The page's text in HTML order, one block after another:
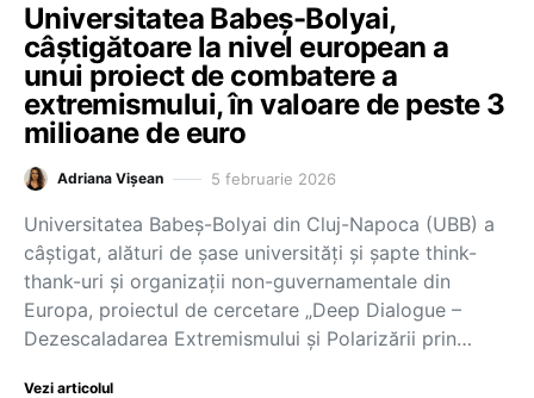
Universitatea Babeș-Bolyai,
câștigătoare la nivel european a
unui proiect de combatere a
extremismului, în valoare de peste 3
milioane de euro
Adriana Vișean 5 februarie 2026
Universitatea Babeș-Bolyai din Cluj-Napoca (UBB) a
câștigat, alături de șase universități și șapte think-
thank-uri și organizații non-guvernamentale din
Europa, proiectul de cercetare „Deep Dialogue –
Dezescaladarea Extremismului și Polarizării prin…
Vezi articolul